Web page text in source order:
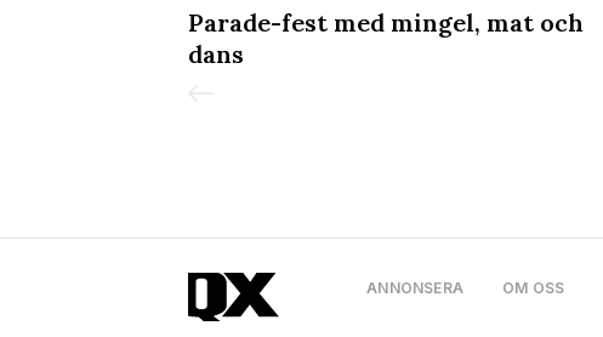
Parade-fest med mingel, mat och
dans
ANNONSERA OM OSS